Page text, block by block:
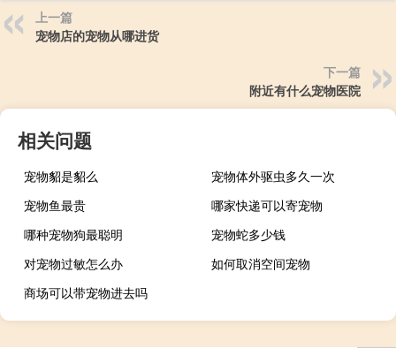
上一篇
宠物店的宠物从哪进货
下一篇
附近有什么宠物医院
相关问题
宠物貂是貂么
宠物体外驱虫多久一次
宠物鱼最贵
哪家快递可以寄宠物
哪种宠物狗最聪明
宠物蛇多少钱
对宠物过敏怎么办
如何取消空间宠物
商场可以带宠物进去吗